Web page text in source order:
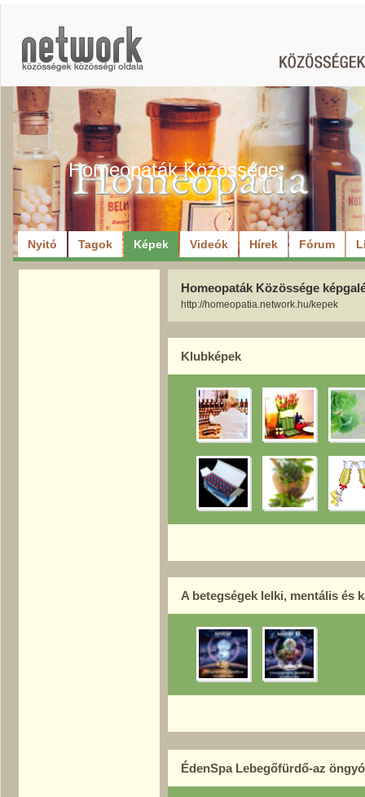
Homeopaták Közössége
Nyitó Tagok Képek Videók Hírek Fórum
Homeopaták Közössége
http://homeopatia.network.hu/kepek
Klubképek
A betegségek lelki, mentális és
ÉdenSpa Lebegőfürdő-az